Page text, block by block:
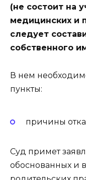
(не состоит на
медицинских и
следует
собственного
В нем
пункты:
причины
Суд примет
обоснованных и